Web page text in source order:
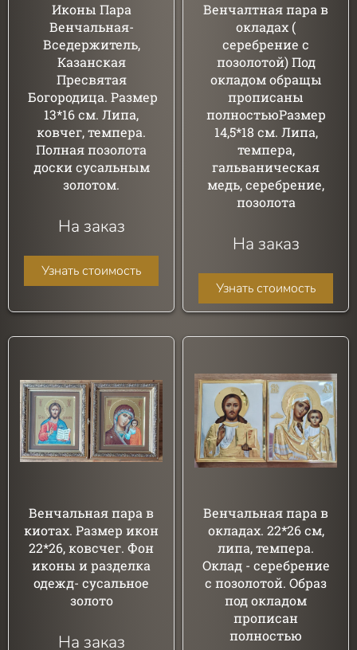
Иконы Пара
Венчальная-
Вседержитель,
Казанская
Пресвятая
Богородица. Размер
13*16 см. Липа,
ковчег, темпера.
Полная позолота
доски сусальным
золотом.
На заказ
Узнать стоимость
Венчалтная пара в
окладах (
серебрение с
позолотой) Под
окладом обращы
прописаны
полностьюРазмер
14,5*18 см. Липа,
темпера,
гальваническая
медь, серебрение,
позолота
На заказ
Узнать стоимость
Венчальная пара в
киотах. Размер икон
22*26, ковсчег. Фон
иконы и разделка
одежд- сусальное
золото
На заказ
Венчальная пара в
окладах. 22*26 см,
липа, темпера.
Оклад - серебрение
с позолотой. Образ
под окладом
прописан
полностью